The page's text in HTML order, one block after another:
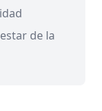
de la